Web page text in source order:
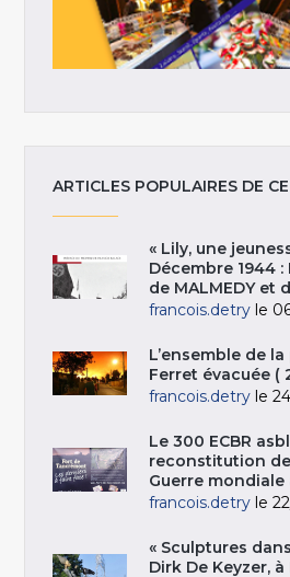
ARTICLES POPULAIRES DE
« Lily, une
Décembre 1944
de MALMEDY et
francois.detry le
L’ensemble de
Ferret évacuée (
francois.detry le
Le 300 ECBR
reconstitution
Guerre
francois.detry le
« Sculptures
Dirk De Keyzer, à